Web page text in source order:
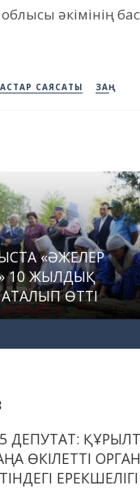
облысы әкімінің
САЯСАТЫ ЗАҢ
«ӘЖЕЛЕР
10 ЖЫЛДЫҚ
ӨТТІ
ДЕПУТАТ:
ӨКІЛЕТТІ ОРГАН
ЕРЕКШЕЛІГІ